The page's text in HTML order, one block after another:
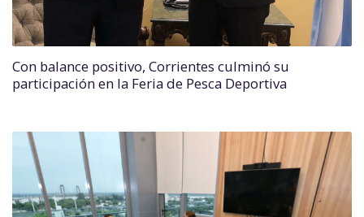
Con balance positivo, Corrientes culminó su
participación en la Feria de Pesca Deportiva